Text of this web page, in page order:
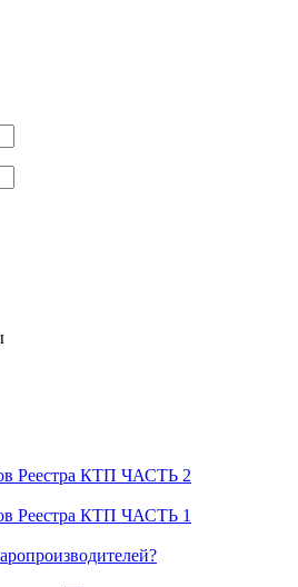
Реестра КТП ЧАСТЬ 2
Реестра КТП ЧАСТЬ 1